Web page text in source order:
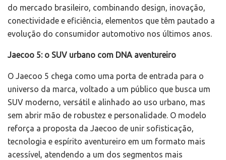
do mercado brasileiro, combinando design, inovação,
conectividade e eficiência, elementos que têm pautado a
evolução do consumidor automotivo nos últimos anos.
Jaecoo 5: o SUV urbano com DNA aventureiro
O Jaecoo 5 chega como uma porta de entrada para o
universo da marca, voltado a um público que busca um
SUV moderno, versátil e alinhado ao uso urbano, mas
sem abrir mão de robustez e personalidade. O modelo
reforça a proposta da Jaecoo de unir sofisticação,
tecnologia e espírito aventureiro em um formato mais
acessível, atendendo a um dos segmentos mais